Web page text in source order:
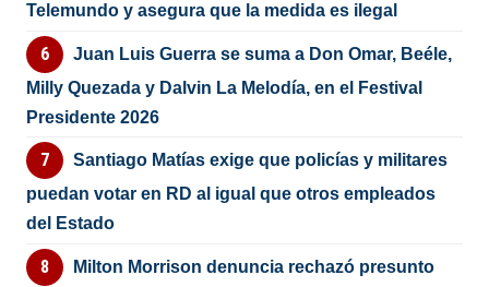
Telemundo y asegura que la medida es ilegal
Juan Luis Guerra se suma a Don Omar, Beéle,
Milly Quezada y Dalvin La Melodía, en el Festival
Presidente 2026
Santiago Matías exige que policías y militares
puedan votar en RD al igual que otros empleados
del Estado
Milton Morrison denuncia rechazó presunto